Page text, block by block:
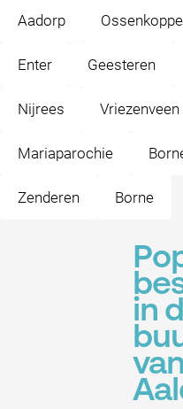
Aadorp
Enter Geesteren
Nijrees Vriezenveen
Mariaparochie
Zenderen Borne
in
van